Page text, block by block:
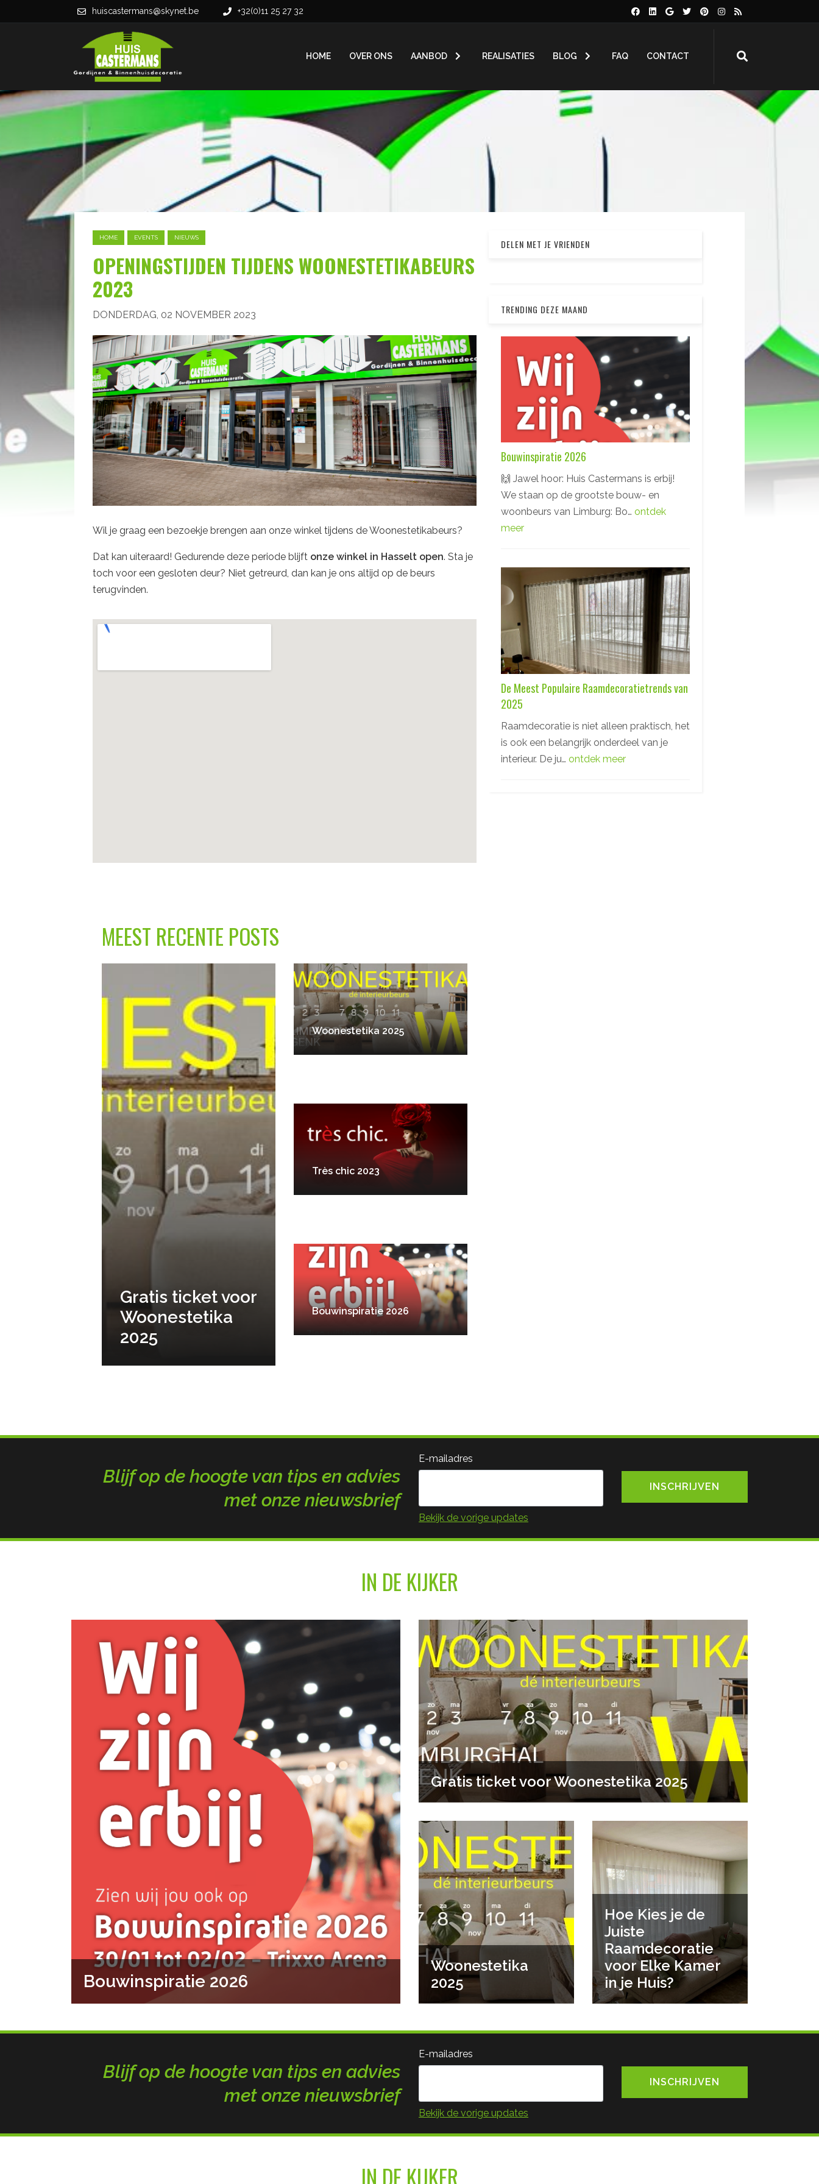
huiscastermans@skynet.be +32(0)11 25 27 32
HOME OVER ONS AANBOD REALISATIES BLOG FAQ CONTACT
HOME EVENTS NIEUWS
OPENINGSTIJDEN TIJDENS WOONESTETIKABEURS
2023
DONDERDAG, 02 NOVEMBER 2023
Wil je graag een bezoekje brengen aan onze winkel tijdens de Woonestetikabeurs?
Dat kan uiteraard! Gedurende deze periode blijft onze winkel in Hasselt open. Sta je
toch voor een gesloten deur? Niet getreurd, dan kan je ons altijd op de beurs
terugvinden.
MEEST RECENTE POSTS
Gratis ticket voor
Woonestetika
2025
Woonestetika 2025
Très chic 2023
Bouwinspiratie 2026
DELEN MET JE VRIENDEN
TRENDING DEZE MAAND
Bouwinspiratie 2026
🙌 Jawel hoor: Huis Castermans is erbij!
We staan op de grootste bouw- en
woonbeurs van Limburg: Bo… ontdek
meer
De Meest Populaire Raamdecoratietrends van
2025
Raamdecoratie is niet alleen praktisch, het
is ook een belangrijk onderdeel van je
interieur. De ju… ontdek meer
Blijf op de hoogte van tips en advies
met onze nieuwsbrief
E-mailadres
Bekijk de vorige updates
IN DE KIJKER
Bouwinspiratie 2026
Gratis ticket voor Woonestetika 2025
Woonestetika
2025
Hoe Kies je de
Juiste
Raamdecoratie
voor Elke Kamer
in je Huis?
Blijf op de hoogte van tips en advies
met onze nieuwsbrief
E-mailadres
Bekijk de vorige updates
IN DE KIJKER